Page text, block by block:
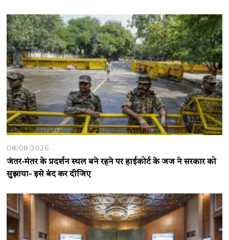
08/08/2026
जंतर-मंतर के प्रदर्शन स्थल बने रहने पर हाईकोर्ट के जज ने सरकार को
सुझाया- इसे बंद कर दीजिए